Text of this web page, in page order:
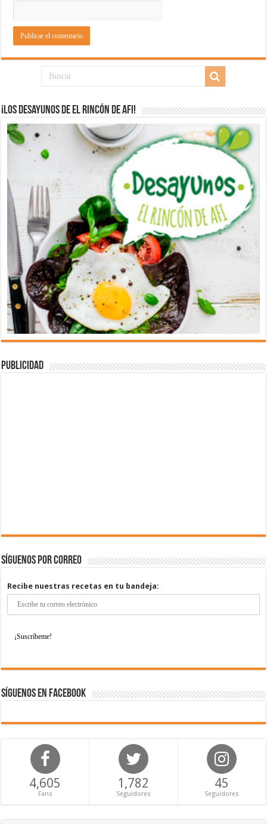
¡Los desayunos de El Rincón de Afi!
Publicidad
Síguenos por correo
Recibe nuestras recetas en tu bandeja:
Síguenos en Facebook
4,605
Fans
1,782
Seguidores
45
Seguidores